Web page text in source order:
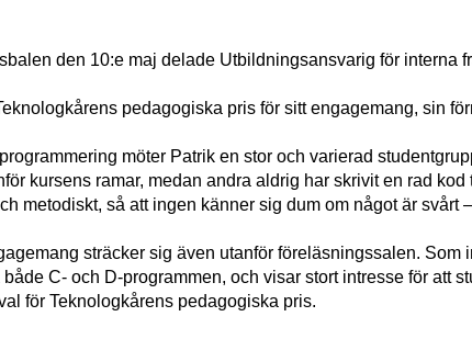
den 10:e maj delade Utbildningsansvarig för
pedagogiska pris för sitt engagemang, sin
programmering möter Patrik en stor och varierad
kursens ramar, medan andra aldrig har skrivit en rad
metodiskt, så att ingen känner sig dum om något är
sträcker sig även utanför föreläsningssalen.
C- och D-programmen, och visar stort intresse för att
för Teknologkårens pedagogiska pris.